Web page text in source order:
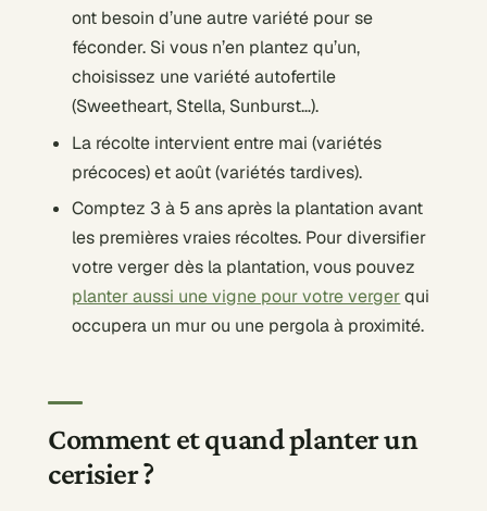
ont besoin d’une autre variété pour se
féconder. Si vous n’en plantez qu’un,
choisissez une variété autofertile
(Sweetheart, Stella, Sunburst…).
La récolte intervient entre mai (variétés
précoces) et août (variétés tardives).
Comptez 3 à 5 ans après la plantation avant
les premières vraies récoltes. Pour diversifier
votre verger dès la plantation, vous pouvez
planter aussi une vigne pour votre vergerqui
occupera un mur ou une pergola à proximité.
Comment et quand planter un
cerisier ?